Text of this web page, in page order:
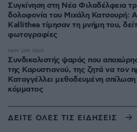
Συγκίνηση στη Νέα Φιλαδέλφεια
δολοφονία του Μιχάλη Κατσουρή:
Kallithea τίμησαν τη μνήμη του,
φωτογραφίες
Συνδικαλιστής ψαράς που
της Καρυστιανού, της ζητά να τον
Καταγγέλλει μεθοδευμένη
κόμματος
πριν μία ώρα
ΔΕΙΤΕ ΟΛΕΣ ΤΙΣ ΕΙΔΗΣΕΙΣ